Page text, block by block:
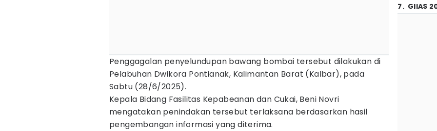
Penggagalan penyelundupan bawang bombai tersebut dilakukan di
Pelabuhan Dwikora Pontianak, Kalimantan Barat (Kalbar), pada
Sabtu (28/6/2025).
Kepala Bidang Fasilitas Kepabeanan dan Cukai, Beni Novri
mengatakan penindakan tersebut terlaksana berdasarkan hasil
pengembangan informasi yang diterima.
7. GIIAS